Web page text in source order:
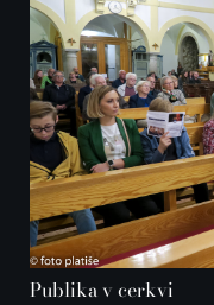
Publika v cerkvi